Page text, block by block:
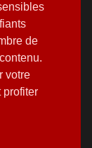
de
votre
profiter